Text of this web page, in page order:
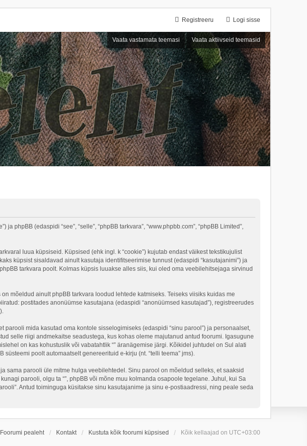
Logi sisse
Registreeru
Vaata vastamata teemasi Vaata aktiivseid teemasid
ja phpBB (edaspidi “see”, “selle”, “phpBB tarkvara”, “www.phpbb.com”, “phpBB Limited”,
luua küpsiseid. Küpsised (ehk ingl. k “cookie”) kujutab endast väikest tekstikujulist
küpsist sisaldavad ainult kasutaja identifitseerimise tunnust (edaspidi “kasutajanimi”) ja
tarkvara poolt. Kolmas küpsis luuakse alles siis, kui oled oma veebilehitsejaga sirvinud
mõeldud ainult phpBB tarkvara loodud lehtede katmiseks. Teiseks viisiks kuidas me
postitades anonüümse kasutajana (edaspidi “anonüümsed kasutajad”), registreerudes
mida kasutad oma kontole sisselogimiseks (edaspidi “sinu parool”) ja personaalset,
selle riigi andmekaitse seadustega, kus kohas oleme majutanud antud foorumi. Igasugune
on kas kohustuslik või vabatahtlik “” äranägemise järgi. Kõikidel juhtudel on Sul alati
poolt automaatselt genereerituid e-kirju (nt. “telli teema” jms).
sama parooli üle mitme hulga veebilehtedel. Sinu parool on mõeldud selleks, et saaksid
parooli, olgu ta “”, phpBB või mõne muu kolmanda osapoole tegelane. Juhul, kui Sa
Antud toiminguga küsitakse sinu kasutajanime ja sinu e-postiaadressi, ning peale seda
Foorumi pealeht Kontakt Kustuta kõik foorumi küpsised Kõik kellaajad on UTC+03:00